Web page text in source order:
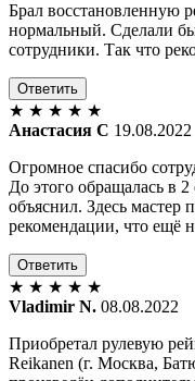
Брал восстановленную
нормальный. Сделали
сотрудники. Так что
Ответить
★ ★ ★ ★ ★
Анастасия С 19.08.2022
Огромное спасибо
До этого обращалась в
объяснил. Здесь
рекомендации, что ещё
Ответить
★ ★ ★ ★ ★
Vladimir N. 08.08.2022
Приобретал рулевую
Reikanen (г. Москва,